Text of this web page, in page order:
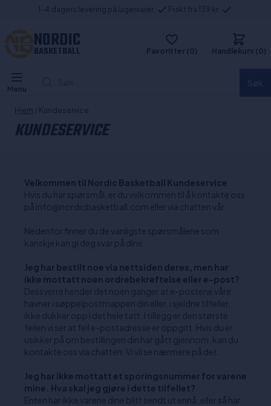
1-4 dagers levering på lagervarer Frakt fra 139 kr
NORDIC
BASKETBALL Favoritter (0) Handlekurv (0)
Menu
Hjem / Kundeservice
KUNDESERVICE
Velkommen til Nordic Basketball Kundeservice
Hvis du har spørsmål, er du velkommen til å kontakte oss
på info@nordicbasketball.com eller via chatten vår
Nedenfor finner du de vanligste spørsmålene som
kanskje kan gi deg svar på dine.
Jeg har bestilt noe via nettsiden deres, men har
ikke mottatt noen ordrebekreftelse eller e-post?
Dessverre hender det noen ganger at e-postene våre
havner i søppelpostmappen din eller, i sjeldne tilfeller,
ikke dukker opp i det hele tatt. I tillegg er den største
feilen vi ser at feil e-postadresse er oppgitt. Hvis du er
usikker på om bestillingen din har gått gjennom, kan du
kontakte oss via chatten. Vi vil se nærmere på det.
Jeg har ikke mottatt et sporingsnummer for varene
mine. Hva skal jeg gjøre i dette tilfellet?
Enten har ikke varene dine blitt sendt ut ennå, eller så har